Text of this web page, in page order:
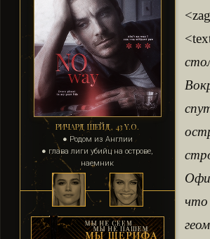
РИЧАРД ШЕЙД, 43 Y.O.
● Родом из Англии
● глава лиги убийц на острове,
наемник
что